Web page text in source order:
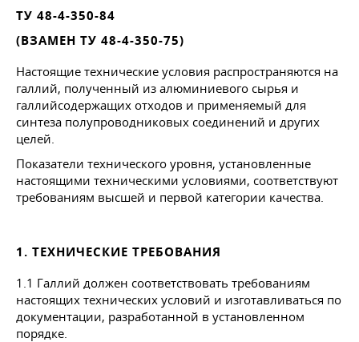
ТУ 48-4-350-84
(ВЗАМЕН ТУ 48-4-350-75)
Настоящие технические условия распространяются на
галлий, полученный из алюминиевого сырья и
галлийсодержащих отходов и применяемый для
синтеза полупроводниковых соединений и других
целей.
Показатели технического уровня, установленные
настоящими техническими условиями, соответствуют
требованиям высшей и первой категории качества.
1. ТЕХНИЧЕСКИЕ ТРЕБОВАНИЯ
1.1 Галлий должен соответствовать требованиям
настоящих технических условий и изготавливаться по
документации, разработанной в установленном
порядке.